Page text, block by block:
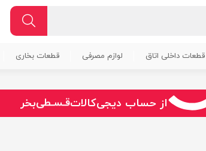
قطعات داخلی اتاق لوازم مصرفی قطعات بخاری
از حساب دیجی‌کالات
امـــــن
قـسـطیبخر